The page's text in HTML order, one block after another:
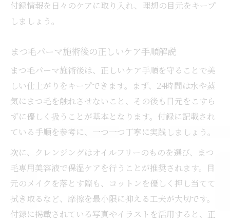
付録情報を日々のケアに取り入れ、理想の目元をキープ
しましょう。
まつ毛パーマ施術後の正しいケア手順解説
まつ毛パーマ施術後は、正しいケア手順を守ることで美
しい仕上がりをキープできます。まず、24時間は水や蒸
気にまつ毛を触れさせないこと、その後も目元をこすら
ずに優しく扱うことが基本となります。付録に記載され
ている手順を参考に、一つ一つ丁寧に実践しましょう。
次に、クレンジングはオイルフリーのものを選び、まつ
毛専用美容液で保湿ケアを行うことが推奨されます。目
元のメイクを落とす際も、コットンを優しく押し当てて
拭き取るなど、摩擦を最小限に抑える工夫が大切です。
付録に掲載されている写真やイラストを活用すると、正